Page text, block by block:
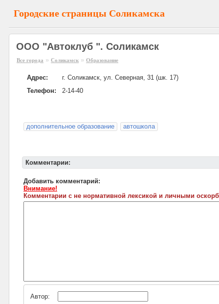
Городские страницы Соликамска
ООО "Автоклуб ". Соликамск
Все города » Соликамск » Образование
Адрес:
г. Соликамск, ул. Северная, 31 (шк. 17)
Телефон:
2-14-40
дополнительное образование автошкола
Комментарии:
Добавить комментарий:
Внимание!
Комментарии с не нормативной лексикой и личными
Автор: